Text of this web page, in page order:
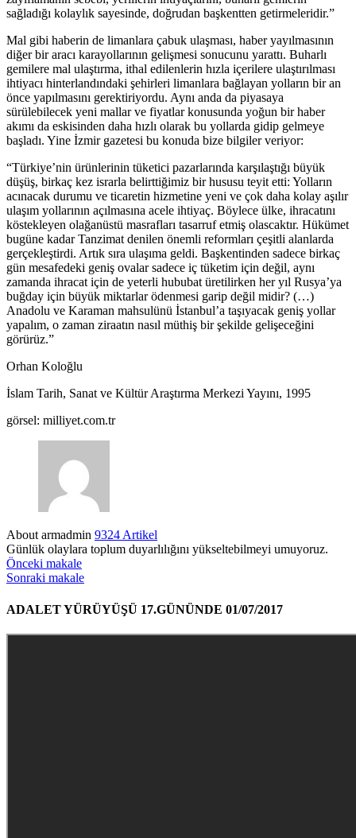
sağladığı kolaylık sayesinde, doğrudan başkentten getirmeleridir.”
Mal gibi haberin de limanlara çabuk ulaşması, haber yayılmasının
diğer bir aracı karayollarının gelişmesi sonucunu yarattı. Buharlı
gemilere mal ulaştırma, ithal edilenlerin hızla içerilere ulaştırılması
ihtiyacı hinterlandındaki şehirleri limanlara bağlayan yolların bir an
önce yapılmasını gerektiriyordu. Aynı anda da piyasaya
sürülebilecek yeni mallar ve fiyatlar konusunda yoğun bir haber
akımı da eskisinden daha hızlı olarak bu yollarda gidip gelmeye
başladı. Yine İzmir gazetesi bu konuda bize bilgiler veriyor:
“Türkiye’nin ürünlerinin tüketici pazarlarında karşılaştığı büyük
düşüş, birkaç kez israrla belirttiğimiz bir hususu teyit etti: Yolların
acınacak durumu ve ticaretin hizmetine yeni ve çok daha kolay aşılır
ulaşım yollarının açılmasına acele ihtiyaç. Böylece ülke, ihracatını
köstekleyen olağanüstü masrafları tasarruf etmiş olascaktır. Hükümet
bugüne kadar Tanzimat denilen önemli reformları çeşitli alanlarda
gerçekleştirdi. Artık sıra ulaşıma geldi. Başkentinden sadece birkaç
gün mesafedeki geniş ovalar sadece iç tüketim için değil, aynı
zamanda ihracat için de yeterli hububat üretilirken her yıl Rusya’ya
buğday için büyük miktarlar ödenmesi garip değil midir? (…)
Anadolu ve Karaman mahsulünü İstanbul’a taşıyacak geniş yollar
yapalım, o zaman ziraatın nasıl müthiş bir şekilde gelişeceğini
görürüz.”
Orhan Koloğlu
İslam Tarih, Sanat ve Kültür Araştırma Merkezi Yayını, 1995
görsel: milliyet.com.tr
About armadmin 9324 Artikel
Günlük olaylara toplum duyarlılığını yükseltebilmeyi umuyoruz.
Önceki makale
Sonraki makale
ADALET YÜRÜYÜŞÜ 17.GÜNÜNDE 01/07/2017